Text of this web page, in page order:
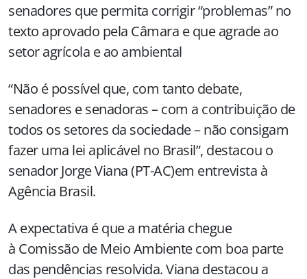
senadores que permita corrigir “problemas” no
texto aprovado pela Câmara e que agrade ao
setor agrícola e ao ambiental
“Não é possível que, com tanto debate,
senadores e senadoras – com a contribuição de
todos os setores da sociedade – não consigam
fazer uma lei aplicável no Brasil”, destacou o
senador Jorge Viana (PT-AC)em entrevista à
Agência Brasil.
A expectativa é que a matéria chegue
à Comissão de Meio Ambiente com boa parte
das pendências resolvida. Viana destacou a